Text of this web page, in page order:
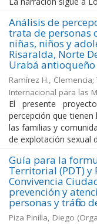
Análisis de
trata de personas
niñas, niños y
Risaralda, Norte
Urabá antioqueño
Ramírez H.,
Internacional para las
El presente
percepción que
las familias y
de explotación sexual
Guía para la
Territorial (PDT) y
Convivencia
prevención y
personas y tráfico
Piza Pinilla, Diego (